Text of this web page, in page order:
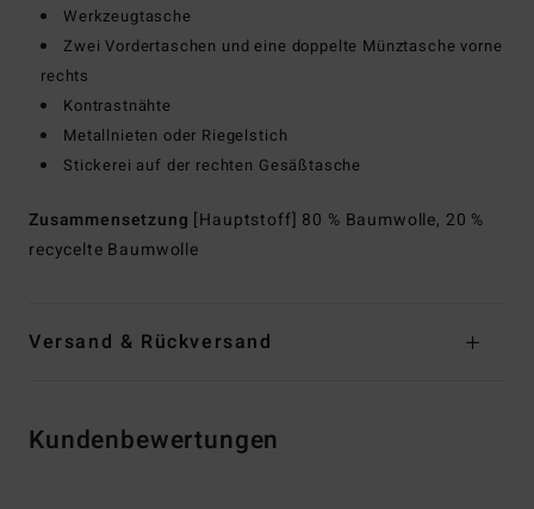
Werkzeugtasche
Zwei Vordertaschen und eine doppelte Münztasche vorne
rechts
Kontrastnähte
Metallnieten oder Riegelstich
Stickerei auf der rechten Gesäßtasche
Zusammensetzung [Hauptstoff] 80 % Baumwolle, 20 %
recycelte Baumwolle
Versand & Rückversand
Kundenbewertungen